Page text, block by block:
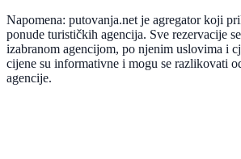
Napomena: putovanja.net je agregator koji
ponude turističkih agencija. Sve rezervacije
izabranom agencijom, po njenim uslovima i
cijene su informativne i mogu se razlikovati
agencije.